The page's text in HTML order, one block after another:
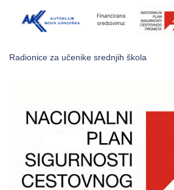
Radionice za učenike srednjih škola